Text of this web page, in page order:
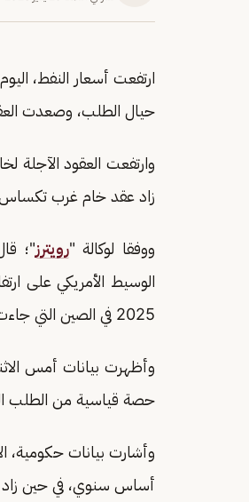
ارتفعت أسعار النفط،
حيال الطلب، وصعدت العقود الآجلة لخام
زاد عقد خام غرب تكساس الوسيط
ووفقا لوكالة "رويترز"؛
الوسيط الأمريكي على
2025 في الصين التي جاءت أفضل من المتوقع".
حصة قياسية من الطلب
أساس سنوي، في حين زاد إنتاج